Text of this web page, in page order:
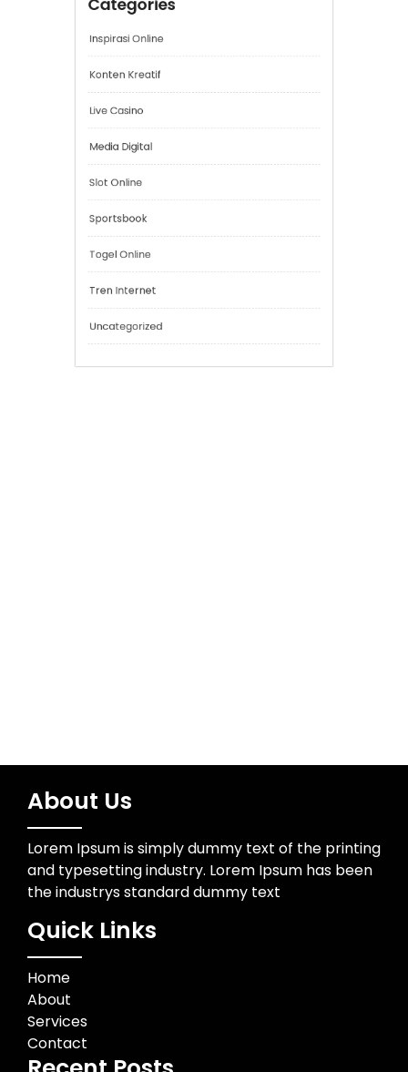
February 2026
Categories
Inspirasi Online
Konten Kreatif
Live Casino
About Us
Lorem Ipsum is simply dummy text of the printing
and typesetting industry. Lorem Ipsum has been
the industrys standard dummy text
Quick Links
Home
About
Services
Contact